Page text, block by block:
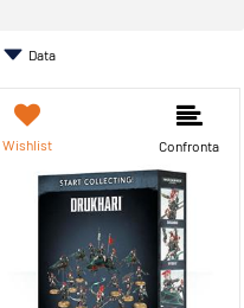
Wishlist Confronta